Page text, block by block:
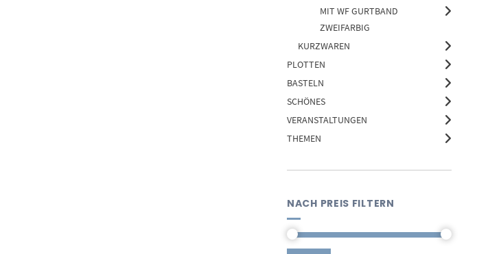
MIT WF GURTBAND
ZWEIFARBIG
KURZWAREN
PLOTTEN
BASTELN
SCHÖNES
VERANSTALTUNGEN
THEMEN
NACH PREIS FILTERN